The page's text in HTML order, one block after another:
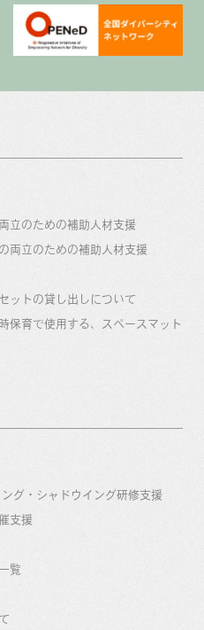
立のための補助人材支援
両立のための補助人材支援
ットの貸し出しについて
保育で使用する、スペースマット
グ・シャドウイング研修支援
支援
覧